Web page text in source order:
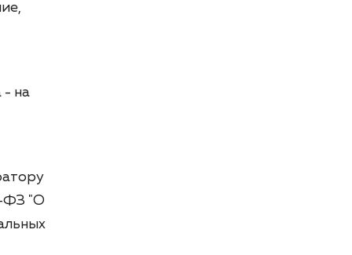
- на
ФЗ "О